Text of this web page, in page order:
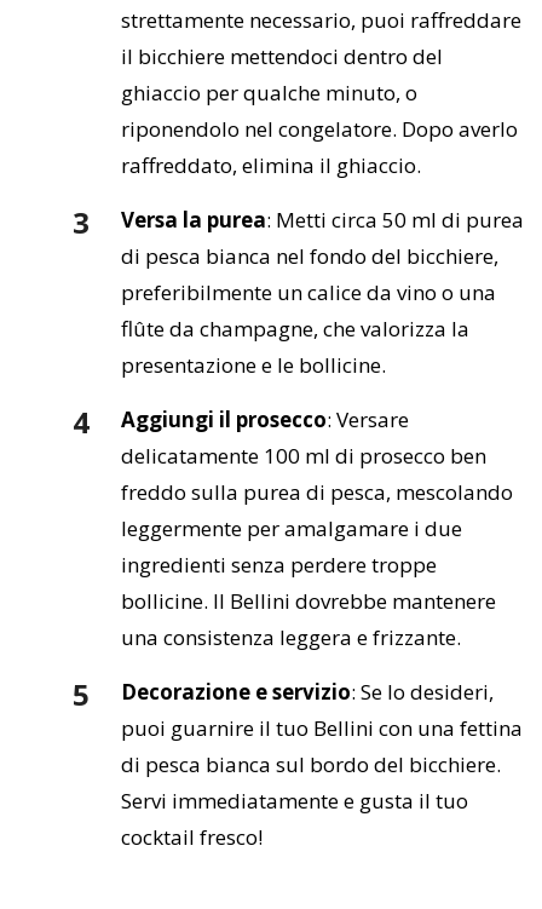
strettamente necessario, puoi raffreddare
il bicchiere mettendoci dentro del
ghiaccio per qualche minuto, o
riponendolo nel congelatore. Dopo averlo
raffreddato, elimina il ghiaccio.
Versa la purea: Metti circa 50 ml di purea
di pesca bianca nel fondo del bicchiere,
preferibilmente un calice da vino o una
flûte da champagne, che valorizza la
presentazione e le bollicine.
Aggiungi il prosecco: Versare
delicatamente 100 ml di prosecco ben
freddo sulla purea di pesca, mescolando
leggermente per amalgamare i due
ingredienti senza perdere troppe
bollicine. Il Bellini dovrebbe mantenere
una consistenza leggera e frizzante.
Decorazione e servizio: Se lo desideri,
puoi guarnire il tuo Bellini con una fettina
di pesca bianca sul bordo del bicchiere.
Servi immediatamente e gusta il tuo
cocktail fresco!